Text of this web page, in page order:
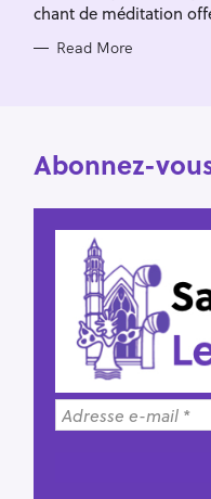
chant de méditation
Read More
Abonnez-